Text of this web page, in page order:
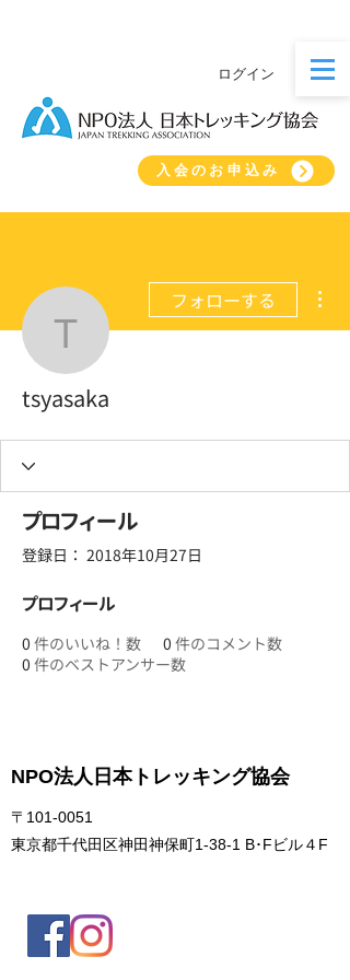
ログイン
入会のお申込み
tsyasaka
フォローする
tsyasaka
プロフィール
登録日： 2018年10月27日
プロフィール
0 件のいいね！数 0 件のコメント数
0 件のベストアンサー数
NPO法人日本トレッキング協会
〒101-0051
東京都千代田区神田神保町1-38-1 B･Fビル４F